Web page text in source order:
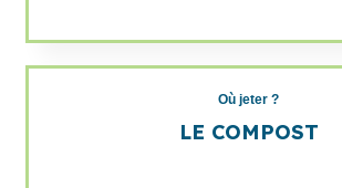
Où jeter ?
LE COMPOST